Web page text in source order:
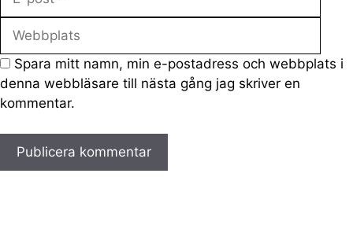
Spara mitt namn, min e-postadress och webbplats i
denna webbläsare till nästa gång jag skriver en
kommentar.